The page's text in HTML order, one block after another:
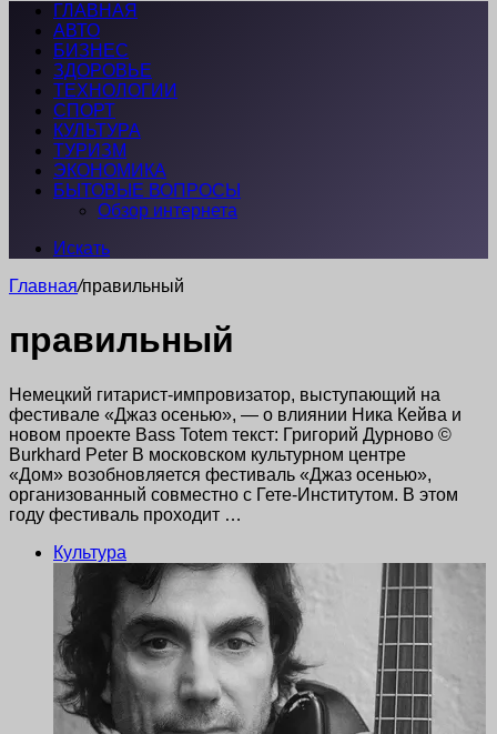
ГЛАВНАЯ
АВТО
БИЗНЕС
ЗДОРОВЬЕ
ТЕХНОЛОГИИ
СПОРТ
КУЛЬТУРА
ТУРИЗМ
ЭКОНОМИКА
БЫТОВЫЕ ВОПРОСЫ
Обзор интернета
Искать
Главная/правильный
правильный
Немецкий гитарист-импровизатор, выступающий на
фестивале «Джаз осенью», — о влиянии Ника Кейва и
новом проекте Bass Totem текст: Григорий Дурново ©
Burkhard Peter В московском культурном центре
«Дом» возобновляется фестиваль «Джаз осенью»,
организованный совместно с Гете-Институтом. В этом
году фестиваль проходит …
Культура